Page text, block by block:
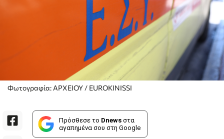
Φωτογραφία: ΑΡΧΕΙΟΥ / EUROKINISSI
Πρόσθεσε το Dnews στα
αγαπημένα σου στη Google